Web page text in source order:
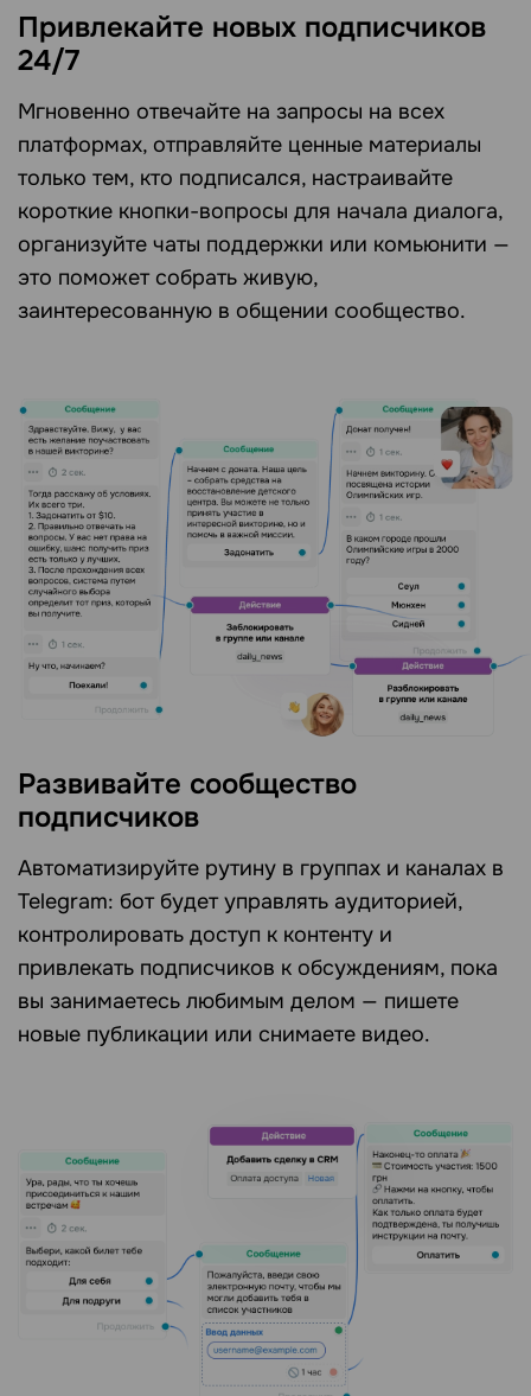
Привлекайте новых подписчиков
24/7
Мгновенно отвечайте на запросы на всех
платформах, отправляйте ценные материалы
только тем, кто подписался, настраивайте
короткие кнопки-вопросы для начала диалога,
организуйте чаты поддержки или комьюнити —
это поможет собрать живую,
заинтересованную в общении сообщество.
Развивайте сообщество
подписчиков
Автоматизируйте рутину в группах и каналах в
Telegram: бот будет управлять аудиторией,
контролировать доступ к контенту и
привлекать подписчиков к обсуждениям, пока
вы занимаетесь любимым делом — пишете
новые публикации или снимаете видео.